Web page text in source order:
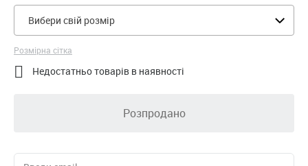
Вибери свій розмір
Розмірна сітка
 Недостатньо товарів в наявності
Розпродано